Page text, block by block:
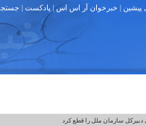
پیشین | خبرخوان آر اس اس| پادکست |
دبیرکل سازمان ملل را قطع کرد